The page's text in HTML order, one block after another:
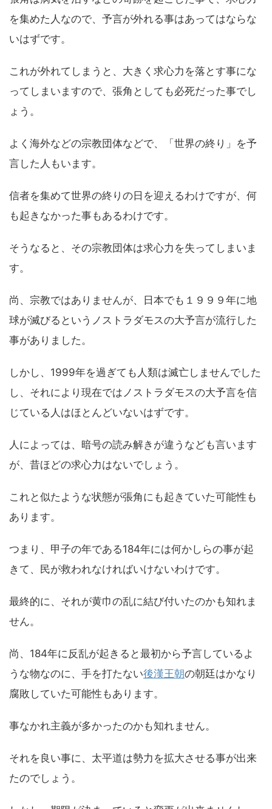
を集めた人なので、予言が外れる事はあってはならな
いはずです。
これが外れてしまうと、大きく求心力を落とす事にな
ってしまいますので、張角としても必死だった事でし
ょう。
よく海外などの宗教団体などで、「世界の終り」を予
言した人もいます。
信者を集めて世界の終りの日を迎えるわけですが、何
も起きなかった事もあるわけです。
そうなると、その宗教団体は求心力を失ってしまいま
す。
尚、宗教ではありませんが、日本でも１９９９年に地
球が滅びるというノストラダモスの大予言が流行した
事がありました。
しかし、1999年を過ぎても人類は滅亡しませんでした
し、それにより現在ではノストラダモスの大予言を信
じている人はほとんどいないはずです。
人によっては、暗号の読み解きが違うなども言います
が、昔ほどの求心力はないでしょう。
これと似たような状態が張角にも起きていた可能性も
あります。
つまり、甲子の年である184年には何かしらの事が起
きて、民が救われなければいけないわけです。
最終的に、それが黄巾の乱に結び付いたのかも知れま
せん。
尚、184年に反乱が起きると最初から予言しているよ
うな物なのに、手を打たない後漢王朝の朝廷はかなり
腐敗していた可能性もあります。
事なかれ主義が多かったのかも知れません。
それを良い事に、太平道は勢力を拡大させる事が出来
たのでしょう。